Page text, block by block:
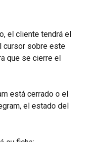
el cliente tendrá el
cursor sobre este
que se cierre el
está cerrado o el
el estado del